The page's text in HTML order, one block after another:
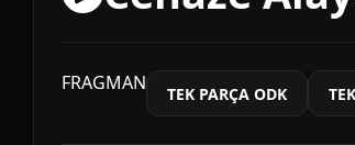
FRAGMAN TEK PARÇA ODK